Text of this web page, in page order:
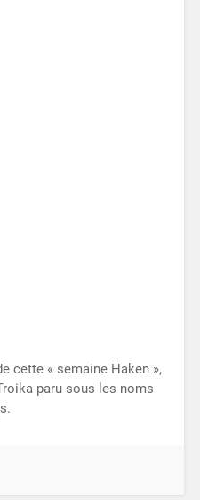
cette « semaine Haken »,
paru sous les noms